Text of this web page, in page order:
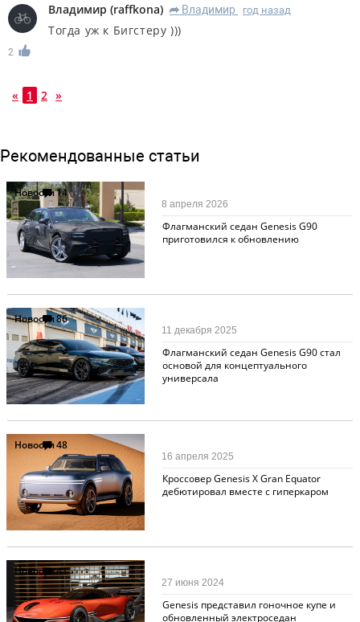
Владимир (raffkona) R Владимир год назад
Тогда уж к Бигстеру )))
2
« 1 2 »
Рекомендованные статьи
Новости14
Флагманский седан Genesis G90
приготовился к обновлению
8 апреля 2026
Новости86
Флагманский седан Genesis G90 стал
основой для концептуального
универсала
11 декабря 2025
Новости48
Кроссовер Genesis X Gran Equator
дебютировал вместе с гиперкаром
16 апреля 2025
Новости41
Genesis представил гоночное купе и
обновленный электроседан
27 июня 2024